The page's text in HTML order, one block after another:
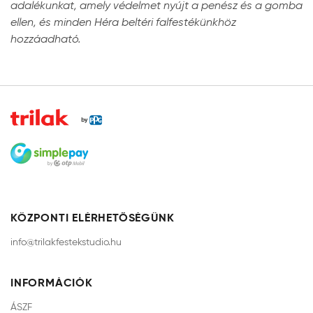
adalékunkat, amely védelmet nyújt a penész és a gomba
ellen, és minden Héra beltéri falfestékünkhöz
hozzáadható.
KÖZPONTI ELÉRHETŐSÉGÜNK
info@trilakfestekstudio.hu
INFORMÁCIÓK
ÁSZF